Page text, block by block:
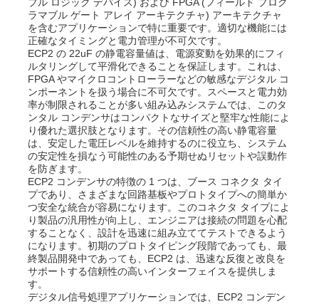
ホーム
製品
ビデオ
ラマブル ゲート アレイ アーキテクチャ) アーキテクチャ
を含むアプリケーションで特に重要です。適切な機能には
正確なタイミングと電力管理が不可欠です。
ECP2 の 22uF の静電容量値は、電源変動を効果的にフィ
ルタリングして平滑化できることを保証します。これは、
FPGA やマイクロコントローラーなどの敏感なデジタル コ
ンポーネントを扱う場合に不可欠です。スペースと電力効
率が制限されることが多い組み込みシステムでは、このタ
ンタル コンデンサはコンパクトなサイズと堅牢な性能によ
り優れた選択肢となります。その信頼性の高い静電容量
は、安定した電圧レベルを維持するのに役立ち、システム
の安定性を損なう可能性のある予期せぬリセットや誤動作
を防ぎます。
ECP2 コンデンサの特徴の 1 つは、ブース コネクタ タイ
プであり、さまざまな回路基板やプロトタイプへの簡単か
つ安全な統合が容易になります。このコネクタ タイプによ
り製品の汎用性が向上し、エンジニアは接続の問題を心配
することなく、設計を迅速に組み立ててテストできるよう
になります。初期のプロトタイピング段階であっても、最
終製品開発中であっても、ECP2 は、迅速な反復と改良を
サポートする信頼性の高いインターフェイスを提供しま
す。
デジタル信号処理アプリケーションでは、ECP2 コンデン